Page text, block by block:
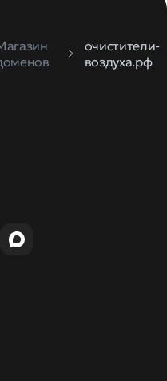
очистители-
воздуха.рф